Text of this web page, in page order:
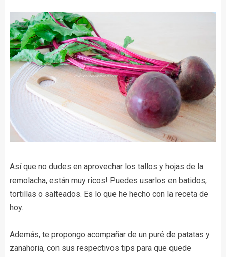
Así que no dudes en aprovechar los tallos y hojas de la
remolacha, están muy ricos! Puedes usarlos en batidos,
tortillas o salteados. Es lo que he hecho con la receta de
hoy.
Además, te propongo acompañar de un puré de patatas y
zanahoria, con sus respectivos tips para que quede